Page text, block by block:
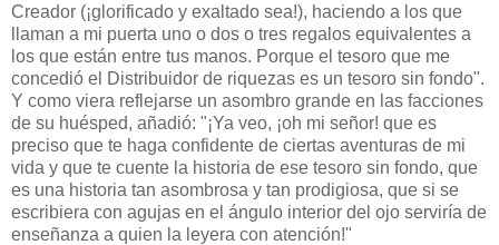
Creador (¡glorificado y exaltado sea!), haciendo a los que
llaman a mi puerta uno o dos o tres regalos equivalentes a
los que están entre tus manos. Porque el tesoro que me
concedió el Distribuidor de riquezas es un tesoro sin fondo".
Y como viera reflejarse un asombro grande en las facciones
de su huésped, añadió: "¡Ya veo, ¡oh mi señor! que es
preciso que te haga confidente de ciertas aventuras de mi
vida y que te cuente la historia de ese tesoro sin fondo, que
es una historia tan asombrosa y tan prodigiosa, que si se
escribiera con agujas en el ángulo interior del ojo serviría de
enseñanza a quien la leyera con atención!"